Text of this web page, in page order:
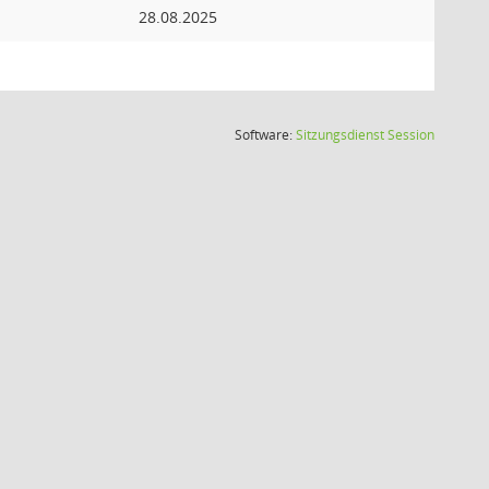
28.08.2025
Software:SitzungsdienstSession(Wird in